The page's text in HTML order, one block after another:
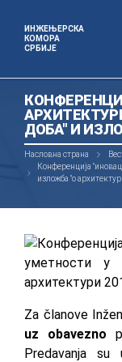
ИНЖЕЊЕРСКА
КОМОРА
СРБИЈЕ
ДОБА" И
Насловна страна
Конференција
изложба "о
Za članove
uz obavezno
Predavanja su